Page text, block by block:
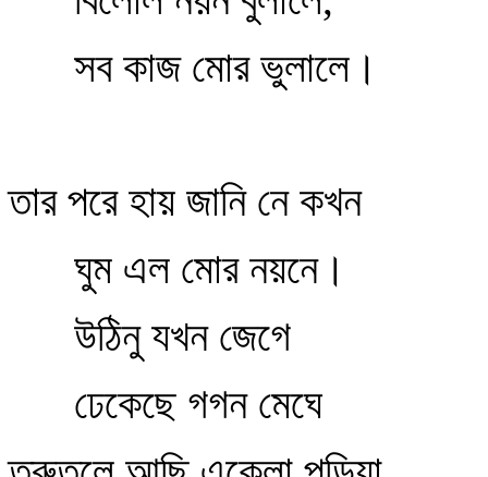
সব কাজ মোর ভুলালে।
তার পরে হায় জানি নে কখন
ঘুম এল মোর নয়নে।
উঠিনু যখন জেগে
ঢেকেছে গগন মেঘে